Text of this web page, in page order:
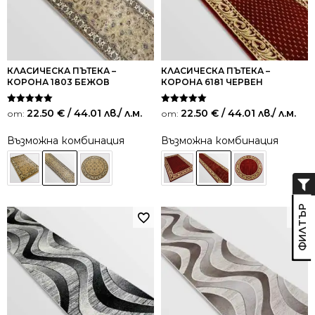
КЛАСИЧЕСКА ПЪТЕКА –
КОРОНА 1803 БЕЖОВ
Оценено на
5.00
от: 22.50 € / 44.01 лв./ л.м.
Възможна комбинация
КЛАСИЧЕСКА ПЪТЕКА –
КОРОНА 6181 ЧЕРВЕН
Оценено на
5.00
от: 22.50 € / 44.01 лв./ л.м.
Възможна комбинация